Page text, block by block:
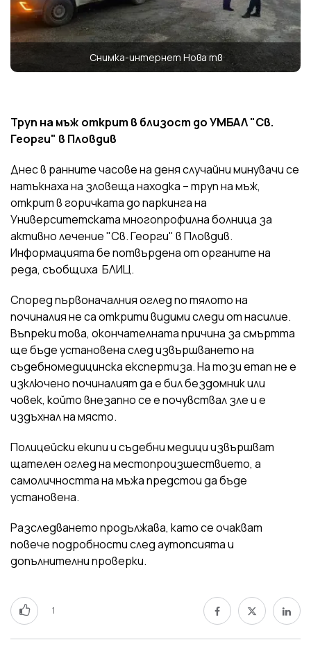
Снимка-интернет Нова тв
Труп на мъж открит в близост до УМБАЛ "Св.
Георги" в Пловдив
Днес в ранните часове на деня случайни минувачи се
натъкнаха на зловеща находка – труп на мъж,
открит в горичката до паркинга на
Университетската многопрофилна болница за
активно лечение "Св. Георги" в Пловдив.
Информацията бе потвърдена от органите на
реда, съобщиха БЛИЦ.
Според първоначалния оглед по тялото на
починалия не са открити видими следи от насилие.
Въпреки това, окончателната причина за смъртта
ще бъде установена след извършването на
съдебномедицинска експертиза. На този етап не е
изключено починалият да е бил бездомник или
човек, който внезапно се е почувствал зле и е
издъхнал на място.
Полицейски екипи и съдебни медици извършват
щателен оглед на местопроизшествието, а
самоличността на мъжа предстои да бъде
установена.
Разследването продължава, като се очакват
повече подробности след аутопсията и
допълнителни проверки.
1